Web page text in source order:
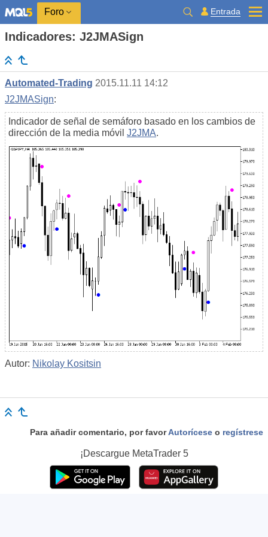
Foro Entrada
Indicadores: J2JMASign
Automated-Trading 2015.11.11 14:12
J2JMASign:
Indicador de señal de semáforo basado en los cambios de
dirección de la media móvil J2JMA.
Autor: Nikolay Kositsin
Para añadir comentario, por favorAutorícese o regístrese
¡Descargue MetaTrader 5